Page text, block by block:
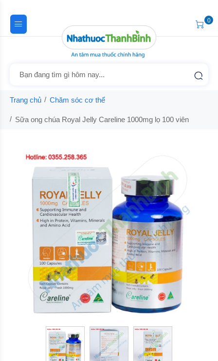
0
Trang chủ Chăm sóc cơ thể
Sữa ong chúa Royal Jelly Careline 1000mg lọ 100 viên